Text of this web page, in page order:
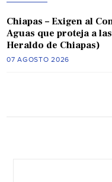
Chiapas – Exigen al
Aguas que proteja a
Heraldo de Chiapas)
07 AGOSTO 2026